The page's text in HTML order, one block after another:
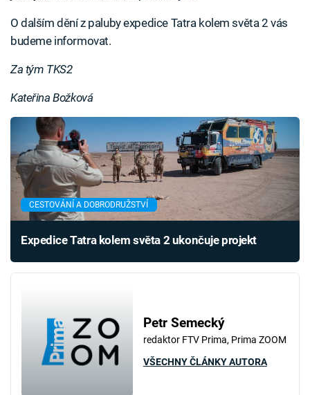
O dalším dění z paluby expedice Tatra kolem světa 2 vás
budeme informovat.
Za tým TKS2
Kateřina Božková
CESTOVÁNÍ A DOBRODRUŽSTVÍ
Expedice Tatra kolem světa 2 ukončuje projekt
Petr Semecký
redaktor FTV Prima, Prima ZOOM
VŠECHNY ČLÁNKY AUTORA